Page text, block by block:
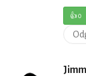
👍0